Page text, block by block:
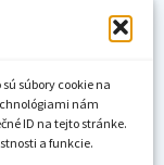
súbory cookie na
nám
ID na tejto stránke.
a funkcie.